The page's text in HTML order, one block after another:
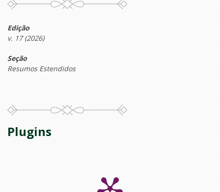
Edição
v. 17 (2026)
Seção
Resumos Estendidos
Plugins